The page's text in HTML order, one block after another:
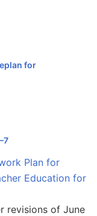
for
Plan for
Education for
revisions of June